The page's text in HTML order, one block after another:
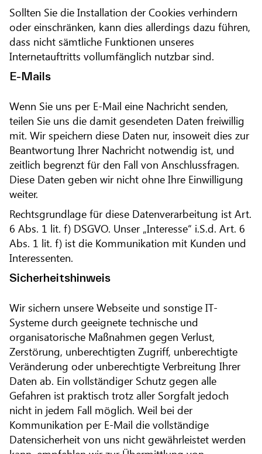
Sollten Sie die Installation der Cookies verhindern
oder einschränken, kann dies allerdings dazu führen,
dass nicht sämtliche Funktionen unseres
Internetauftritts vollumfänglich nutzbar sind.
E-Mails
Wenn Sie uns per E-Mail eine Nachricht senden,
teilen Sie uns die damit gesendeten Daten freiwillig
mit. Wir speichern diese Daten nur, insoweit dies zur
Beantwortung Ihrer Nachricht notwendig ist, und
zeitlich begrenzt für den Fall von Anschlussfragen.
Diese Daten geben wir nicht ohne Ihre Einwilligung
weiter.
Rechtsgrundlage für diese Datenverarbeitung ist Art.
6 Abs. 1 lit. f) DSGVO. Unser „Interesse“ i.S.d. Art. 6
Abs. 1 lit. f) ist die Kommunikation mit Kunden und
Interessenten.
Sicherheitshinweis
Wir sichern unsere Webseite und sonstige IT-
Systeme durch geeignete technische und
organisatorische Maßnahmen gegen Verlust,
Zerstörung, unberechtigten Zugriff, unberechtigte
Veränderung oder unberechtigte Verbreitung Ihrer
Daten ab. Ein vollständiger Schutz gegen alle
Gefahren ist praktisch trotz aller Sorgfalt jedoch
nicht in jedem Fall möglich. Weil bei der
Kommunikation per E-Mail die vollständige
Datensicherheit von uns nicht gewährleistet werden